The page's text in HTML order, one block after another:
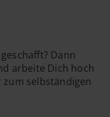
Dann
arbeite Dich hoch
selbständigen